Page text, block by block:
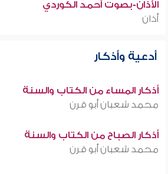
الأذان-بصوت أحمد الكوردي
أذان
أدعية وأذكار
أذكار المساء من الكتاب والسنة
محمد شعبان أبو قرن
أذكار الصباح من الكتاب والسنة
محمد شعبان أبو قرن